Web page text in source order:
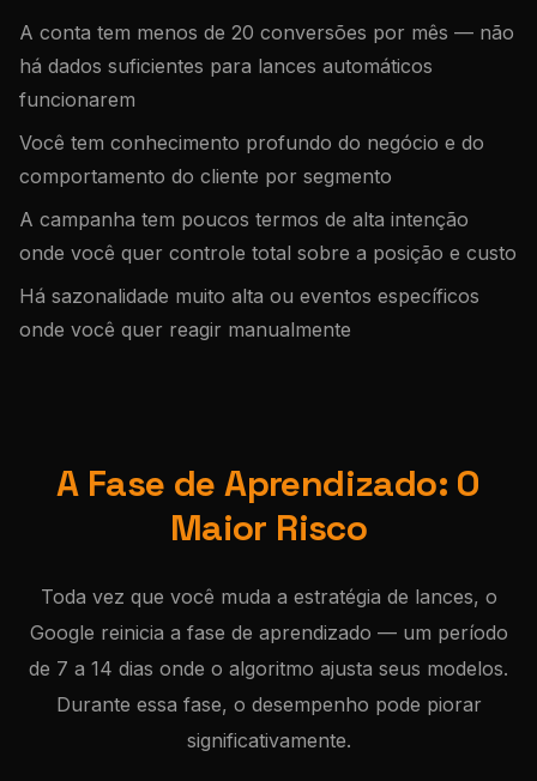
A conta tem menos de 20 conversões por mês — não
há dados suficientes para lances automáticos
funcionarem
Você tem conhecimento profundo do negócio e do
comportamento do cliente por segmento
A campanha tem poucos termos de alta intenção
onde você quer controle total sobre a posição e custo
Há sazonalidade muito alta ou eventos específicos
onde você quer reagir manualmente
A Fase de Aprendizado: O
Maior Risco
Toda vez que você muda a estratégia de lances, o
Google reinicia a fase de aprendizado — um período
de 7 a 14 dias onde o algoritmo ajusta seus modelos.
Durante essa fase, o desempenho pode piorar
significativamente.